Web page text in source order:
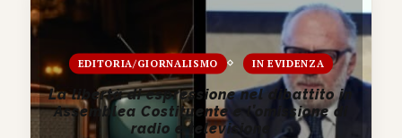
EDITORIA/GIORNALISMO IN EVIDENZA
La libertà di espressione nel dibattito in
Assemblea Costituente e l’omissione di
radio e televisione